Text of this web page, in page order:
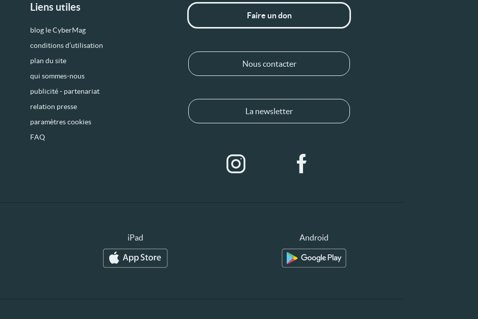
Liens utiles
blog le CyberMag
conditions d’utilisation
plan du site
qui sommes-nous
publicité - partenariat
relation presse
paramètres cookies
FAQ
Faire un don
Nous contacter
La newsletter
iPad Android